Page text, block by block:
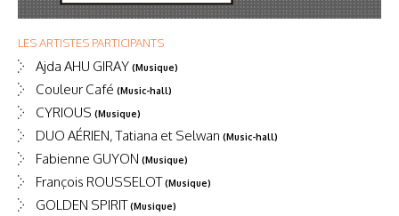
LES ARTISTES PARTICIPANTS
Ajda AHU GIRAY (Musique)
Couleur Café (Music-hall)
CYRIOUS (Musique)
DUO AÉRIEN, Tatiana et Selwan (Music-hall)
Fabienne GUYON (Musique)
François ROUSSELOT(Musique)
GOLDEN SPIRIT(Musique)